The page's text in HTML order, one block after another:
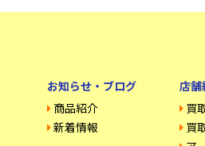
お知らせ・ブログ
商品紹介
新着情報
店舗
買
買